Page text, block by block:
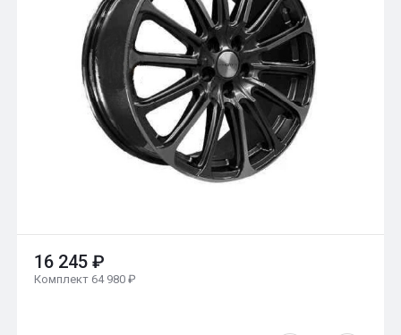
16 245 ₽
Комплект 64 980 ₽